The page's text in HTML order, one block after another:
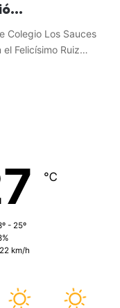
Colegio Los Sauces
Felicísimo Ruiz…
℃
- 25º
km/h